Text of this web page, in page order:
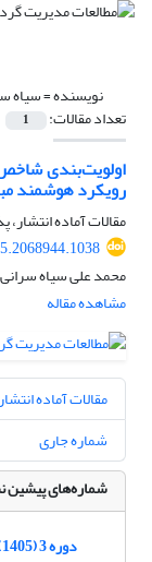
نویسنده =سیاه
تعداد مقالات: 1
اولویت‌بندی
رویکرد هوشمند
مقالات آماده انتشار،
محمد علی سیاه
مشاهده مقاله
مقالات آماده
شماره جاری
شماره‌های پیشین
دوره 3 (1405)